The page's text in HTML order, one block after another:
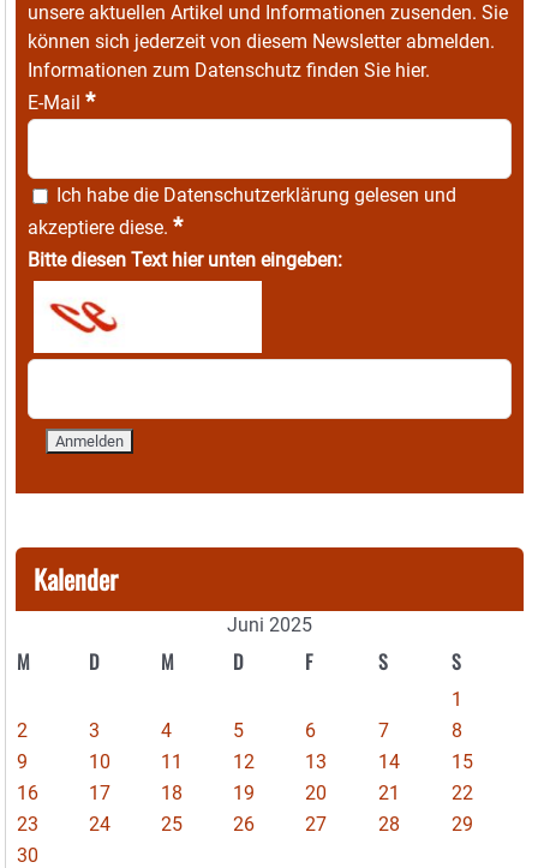
unsere aktuellen Artikel und Informationen zusenden. Sie
können sich jederzeit von diesem Newsletter abmelden.
Informationen zum Datenschutz finden Sie hier.
E-Mail *
Ich habe die Datenschutzerklärung gelesen und
akzeptiere diese. *
Bitte diesen Text hier unten eingeben:
Kalender
Juni 2025
M D M D F S S
1
2
3 4 5 6 7
8
9
10 11 12 13 14
15
16
17 18 19 20 21
22
23
24 25 26 27 28
29
30